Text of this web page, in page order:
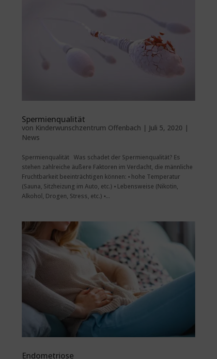
Spermienqualität
von Kinderwunschzentrum Offenbach | Juli 5, 2020 |
News
Spermienqualität Was schadet der Spermienqualität? Es
stehen zahlreiche äußere Faktoren im Verdacht, die männliche
Fruchtbarkeit beeinträchtigen können: ⦁ hohe Temperatur
(Sauna, Sitzheizung im Auto, etc.) ⦁ Lebensweise (Nikotin,
Alkohol, Drogen, Stress, etc.) ⦁...
Endometriose